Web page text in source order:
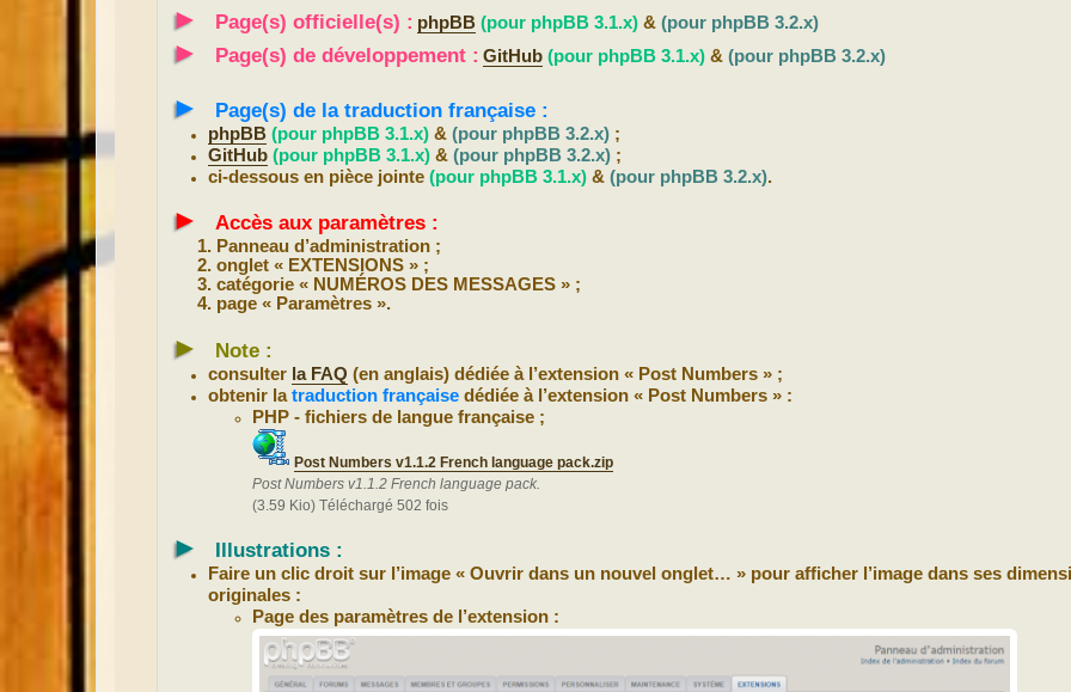
► Page(s) officielle(s) : phpBB (pour phpBB 3.1.x) & (pour phpBB 3.2.x)
► Page(s) de développement : GitHub (pour phpBB 3.1.x) & (pour phpBB 3.2.x)
► Page(s) de la traduction française :
phpBB (pour phpBB 3.1.x) &(pour phpBB 3.2.x) ;
GitHub (pour phpBB 3.1.x) &(pour phpBB 3.2.x) ;
ci-dessous en pièce jointe(pour phpBB 3.1.x) &(pour phpBB 3.2.x).
► Accès aux paramètres :
Panneau d’administration ;
onglet « EXTENSIONS » ;
catégorie « NUMÉROS DES MESSAGES » ;
page « Paramètres ».
► Note :
consulter la FAQ (en anglais) dédiée à l’extension « Post Numbers » ;
obtenir latraduction française dédiée à l’extension « Post Numbers » :
PHP - fichiers de langue française ;
Post Numbers v1.1.2 French language pack.zip
Post Numbers v1.1.2 French language pack.
(3.59 Kio) Téléchargé 502 fois
► Illustrations :
Faire un clic droit sur l’image « Ouvrir dans un nouvel onglet… » pour afficher l’image dans ses
originales :
Page des paramètres de l’extension :